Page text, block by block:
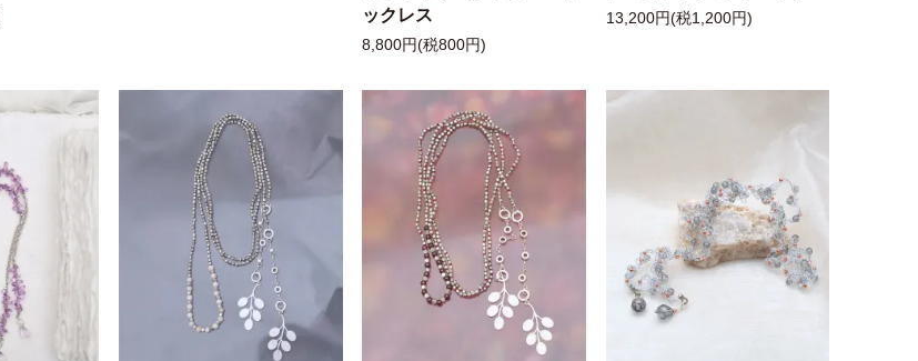
ックレス
8,800円(税800円)
13,200円(税1,200円)